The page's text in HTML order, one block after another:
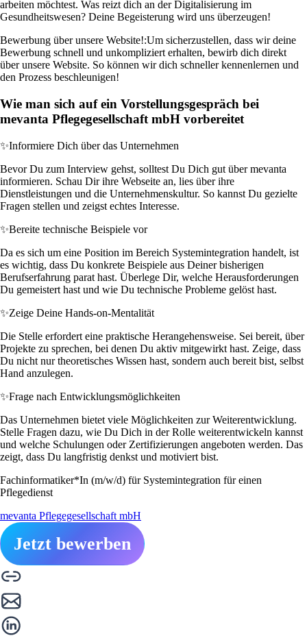
arbeiten möchtest. Was reizt dich an der Digitalisierung im
Gesundheitswesen? Deine Begeisterung wird uns überzeugen!
Bewerbung über unsere Website!:Um sicherzustellen, dass wir deine
Bewerbung schnell und unkompliziert erhalten, bewirb dich direkt
über unsere Website. So können wir dich schneller kennenlernen und
den Prozess beschleunigen!
Wie man sich auf ein Vorstellungsgespräch bei
mevanta Pflegegesellschaft mbH vorbereitet
✨Informiere Dich über das Unternehmen
Bevor Du zum Interview gehst, solltest Du Dich gut über mevanta
informieren. Schau Dir ihre Webseite an, lies über ihre
Dienstleistungen und die Unternehmenskultur. So kannst Du gezielte
Fragen stellen und zeigst echtes Interesse.
✨Bereite technische Beispiele vor
Da es sich um eine Position im Bereich Systemintegration handelt, ist
es wichtig, dass Du konkrete Beispiele aus Deiner bisherigen
Berufserfahrung parat hast. Überlege Dir, welche Herausforderungen
Du gemeistert hast und wie Du technische Probleme gelöst hast.
✨Zeige Deine Hands-on-Mentalität
Die Stelle erfordert eine praktische Herangehensweise. Sei bereit, über
Projekte zu sprechen, bei denen Du aktiv mitgewirkt hast. Zeige, dass
Du nicht nur theoretisches Wissen hast, sondern auch bereit bist, selbst
Hand anzulegen.
✨Frage nach Entwicklungsmöglichkeiten
Das Unternehmen bietet viele Möglichkeiten zur Weiterentwicklung.
Stelle Fragen dazu, wie Du Dich in der Rolle weiterentwickeln kannst
und welche Schulungen oder Zertifizierungen angeboten werden. Das
zeigt, dass Du langfristig denkst und motiviert bist.
Fachinformatiker*In (m/w/d) für Systemintegration für einen
Pflegedienst
mevanta Pflegegesellschaft mbH
Jetzt bewerben